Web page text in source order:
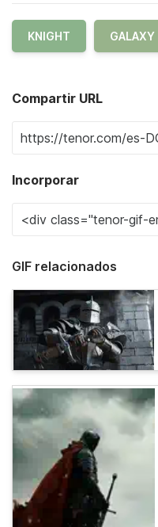
KNIGHT GALAXY
Compartir URL
Incorporar
GIF relacionados